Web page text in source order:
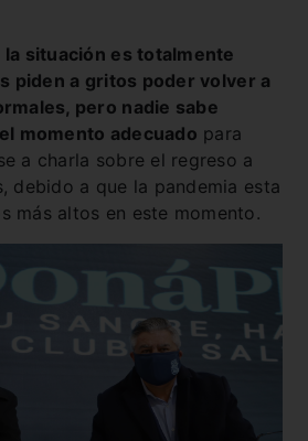
situación es totalmente
piden a gritos poder volver a
pero nadie sabe
momento adecuado para
a charla sobre el regreso a
debido a que la pandemia esta
más altos en este momento.